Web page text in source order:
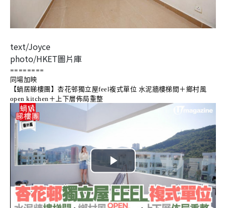
text/Joyce
photo/HKET圖片庫
========
同場加映
【蝸居睇樓團】杏花邨獨立屋feel複式單位 水泥牆樓梯間＋鄉村風
open kitchen＋上下層佈局重整
P
l